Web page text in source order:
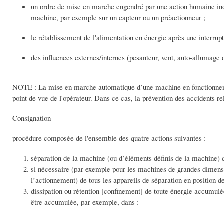
un ordre de mise en marche engendré par une action humaine
machine, par exemple sur un capteur ou un préactionneur ;
le rétablissement de l'alimentation en énergie après une
des influences externes/internes (pesanteur, vent, auto-
NOTE : La mise en marche automatique d’une machine en
point de vue de l'opérateur. Dans ce cas, la prévention des
Consignation
procédure composée de l'ensemble des quatre actions suivantes :
séparation de la machine (ou d’éléments définis de la machine)
si nécessaire (par exemple pour les machines de grandes
l’actionnement) de tous les appareils de séparation en position
dissipation ou rétention [confinement] de toute énergie
être accumulée, par exemple, dans :